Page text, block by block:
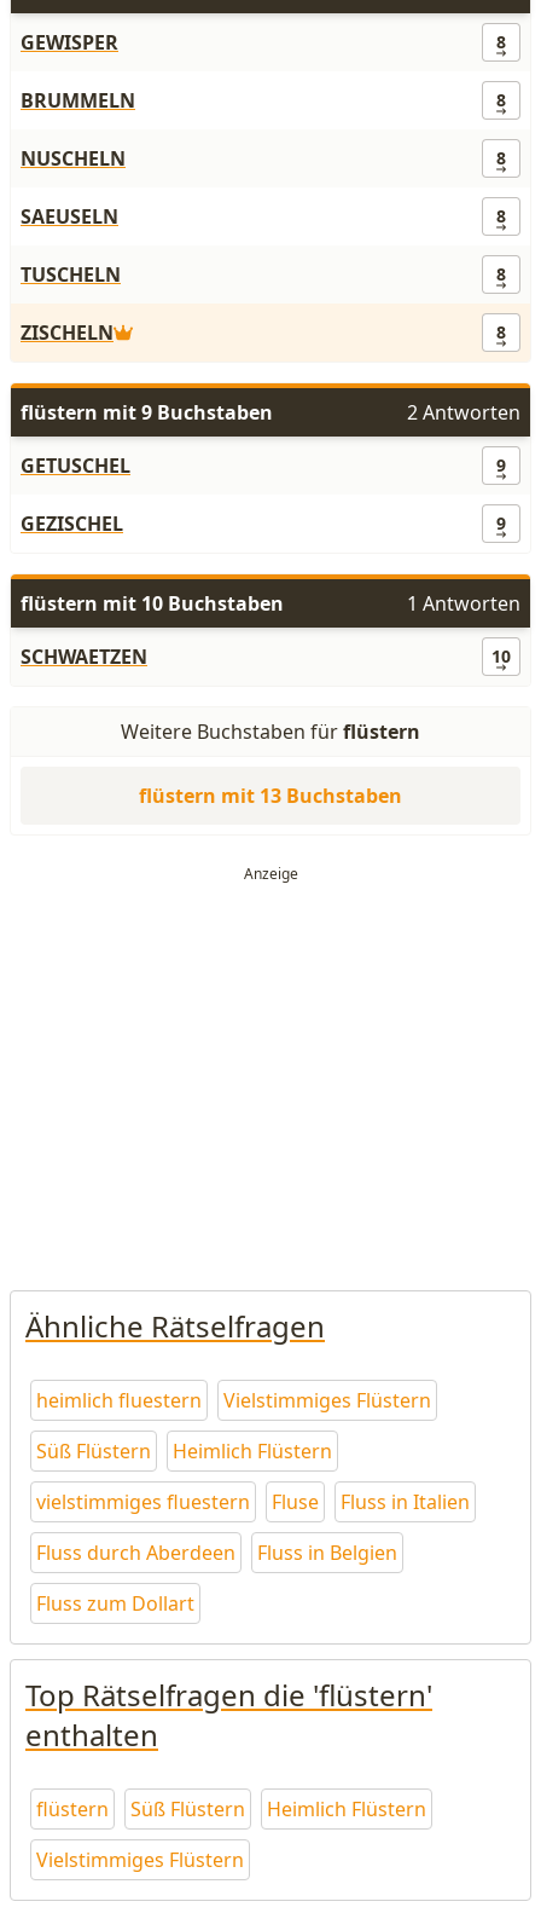
GEWISPER
8
BRUMMELN 8
NUSCHELN 8
SAEUSELN 8
TUSCHELN 8
ZISCHELN 8
flüstern mit 9 Buchstaben
2 Antworten
GETUSCHEL
9
GEZISCHEL 9
flüstern mit 10 Buchstaben
1 Antworten
SCHWAETZEN
10
Weitere Buchstaben fürflüstern
flüstern mit 13 Buchstaben
Ähnliche Rätselfragen
heimlich fluestern
Vielstimmiges Flüstern
Süß Flüstern
Heimlich Flüstern
vielstimmiges fluestern
Fluse
Fluss in Italien
Fluss durch Aberdeen
Fluss in Belgien
Fluss zum Dollart
Top Rätselfragen die 'flüstern'
enthalten
flüstern Süß Flüstern
Heimlich Flüstern
Vielstimmiges Flüstern